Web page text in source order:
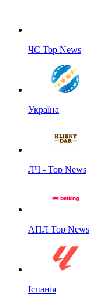
ЧС Top News
Україна
ЛЧ - Top News
АПЛ Top News
Іспанія